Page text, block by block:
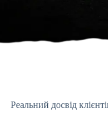
Реальний досвід